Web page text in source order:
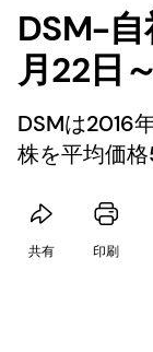
DSM-
月22日
DSMは2016
株を平均価格
共有 印刷